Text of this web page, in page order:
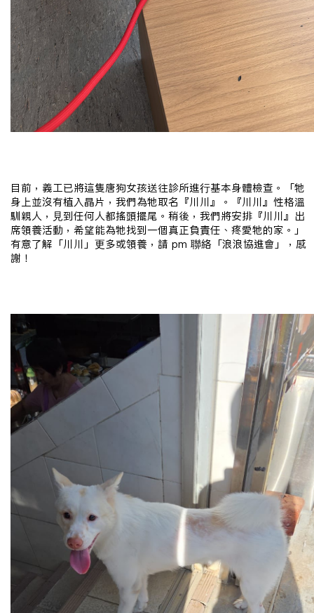
目前，義工已將這隻唐狗女孩送往診所進行基本身體檢查。「牠
身上並沒有植入晶片，我們為牠取名『川川』。『川川』性格溫
馴親人，見到任何人都搖頭擺尾。稍後，我們將安排『川川』出
席領養活動，希望能為牠找到一個真正負責任、疼愛牠的家。」
有意了解「川川」更多或領養，請 pm 聯絡「浪浪協進會」，感
謝！